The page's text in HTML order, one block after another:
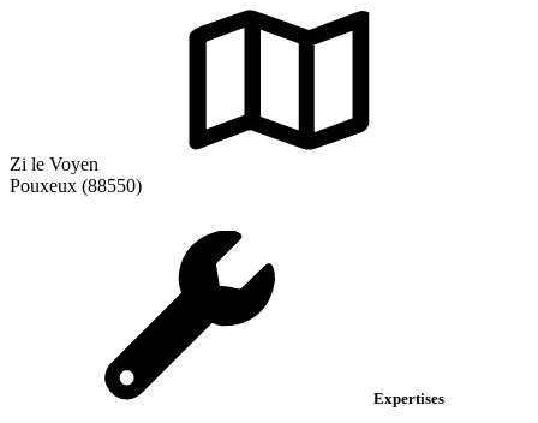
Zi le Voyen
Pouxeux (88550)
Expertises